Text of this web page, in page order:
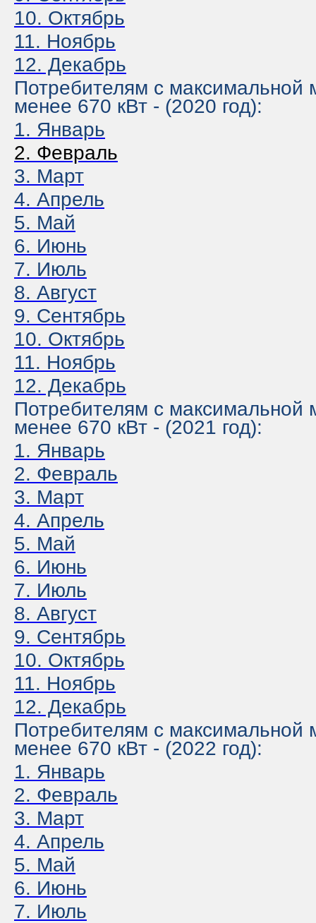
10. Октябрь
11. Ноябрь
12. Декабрь
Потребителям с максимальной
менее 670 кВт - (2020 год):
1. Январь
2. Февраль
3. Март
4. Апрель
5. Май
6. Июнь
7. Июль
8. Август
9. Сентябрь
10. Октябрь
11. Ноябрь
12. Декабрь
Потребителям с максимальной
менее 670 кВт - (2021 год):
1. Январь
2. Февраль
3. Март
4. Апрель
5. Май
6. Июнь
7. Июль
8. Август
9. Сентябрь
10. Октябрь
11. Ноябрь
12. Декабрь
Потребителям с максимальной
менее 670 кВт - (2022 год):
1. Январь
2. Февраль
3. Март
4. Апрель
5. Май
6. Июнь
7. Июль